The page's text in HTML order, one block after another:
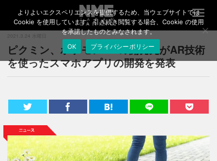
T
o
g
l
a
a
o
2021.3.24 水曜日
ピクミン、ポケモンGOの開発元がAR技術
を使ったスマホアプリの開発を発表
よりよいエクスペリエンスを提供するため、当ウェブサイトでは
Cookie を使用しています。引き続き閲覧する場合、Cookie の使用
を承諾したものとみなされます。
OK
プライバシーポリシー